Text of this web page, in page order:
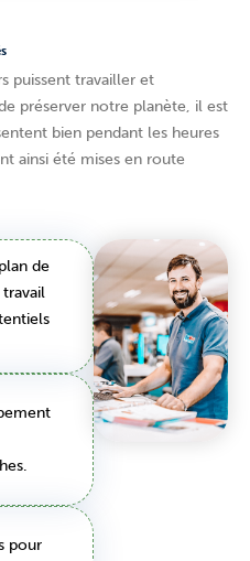
puissent travailler et
préserver notre planète, il est
bien pendant les heures
ainsi été mises en route
de
pour